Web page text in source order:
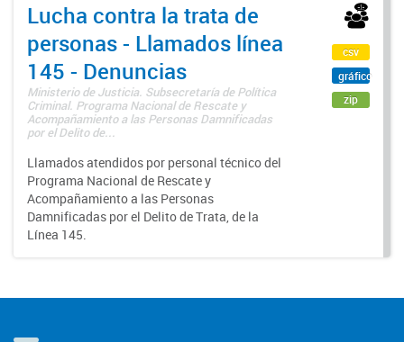
Lucha contra la trata de
personas - Llamados línea
145 - Denuncias
Ministerio de Justicia. Subsecretaría de Política
Criminal. Programa Nacional de Rescate y
Acompañamiento a las Personas Damnificadas
por el Delito de...
Llamados atendidos por personal técnico del
Programa Nacional de Rescate y
Acompañamiento a las Personas
Damnificadas por el Delito de Trata, de la
Línea 145.
csv
gráfico
zip